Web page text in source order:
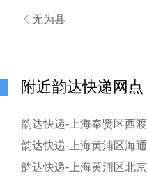
 无为县
附近韵达快递网点
韵达快递-上海奉贤区西渡